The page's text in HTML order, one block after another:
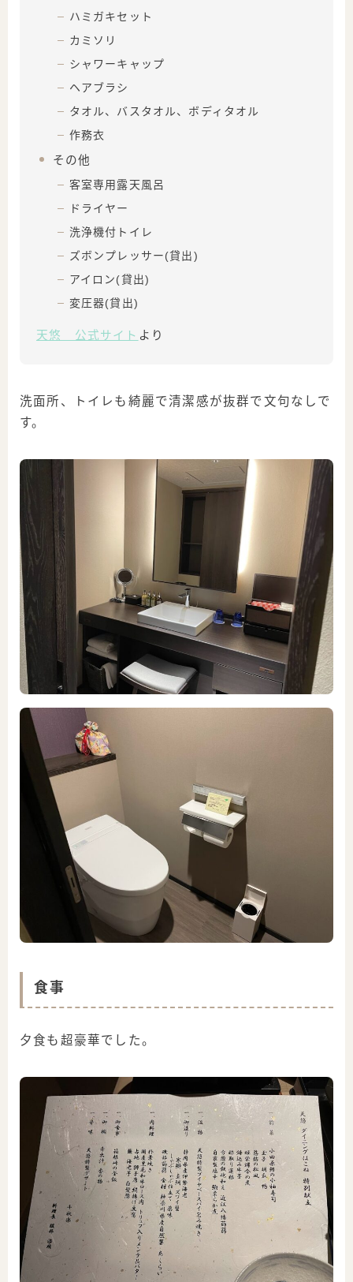
ハミガキセット
カミソリ
シャワーキャップ
ヘアブラシ
タオル、バスタオル、ボディタオル
作務衣
その他
客室専用露天風呂
ドライヤー
洗浄機付トイレ
ズボンプレッサー(貸出)
アイロン(貸出)
変圧器(貸出)
天悠 公式サイト より
洗面所、トイレも綺麗で清潔感が抜群で文句なしで
す。
食事
夕食も超豪華でした。